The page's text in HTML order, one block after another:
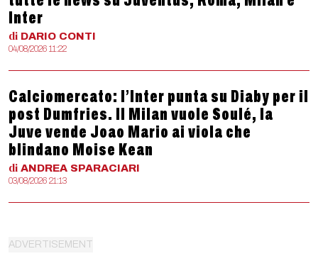
Inter
di DARIO CONTI
04/08/2026 11:22
Calciomercato: l’Inter punta su Diaby per il
post Dumfries. Il Milan vuole Soulé, la
Juve vende Joao Mario ai viola che
blindano Moise Kean
di ANDREA SPARACIARI
03/08/2026 21:13